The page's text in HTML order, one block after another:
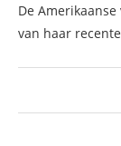
De
van haar